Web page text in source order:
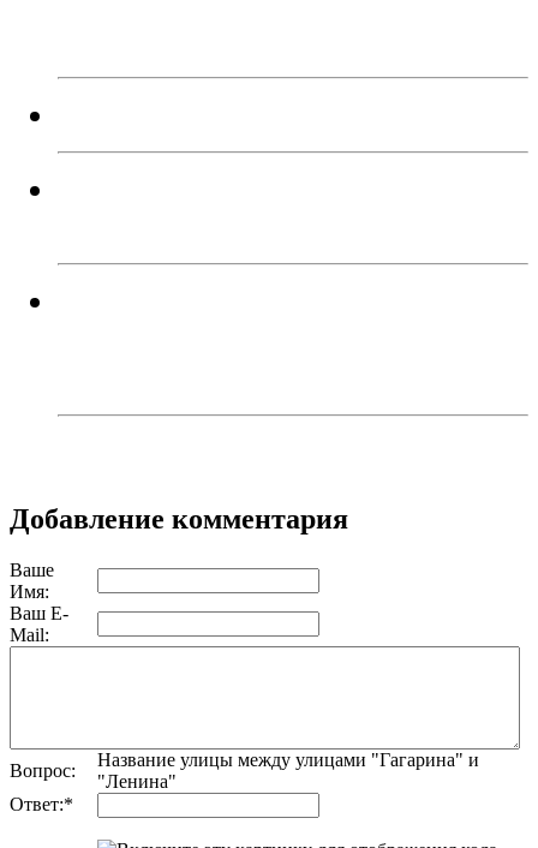
Добавление комментария
Ваше
Имя:
Ваш E-
Mail:
Вопрос:
Название улицы между улицами "Гагарина" и
"Ленина"
Ответ:*